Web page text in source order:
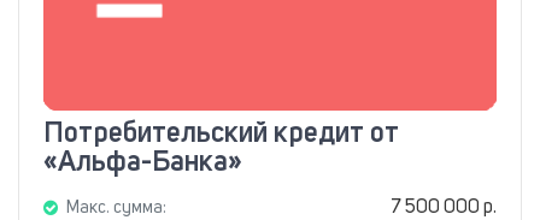
Потребительский кредит от
«Альфа-Банка»
Макс. сумма: 7 500 000 р.